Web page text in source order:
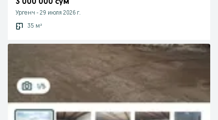
3 000 000 сум
Ургенч - 29 июля 2026 г.
35 м²